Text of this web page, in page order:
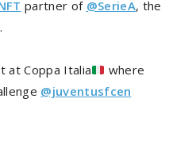
partner of @SerieA, the
at Coppa Italia
where
@juventusfcen